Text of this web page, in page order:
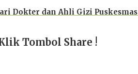
Dokter dan Ahli Gizi Puskesmas
Tombol Share !